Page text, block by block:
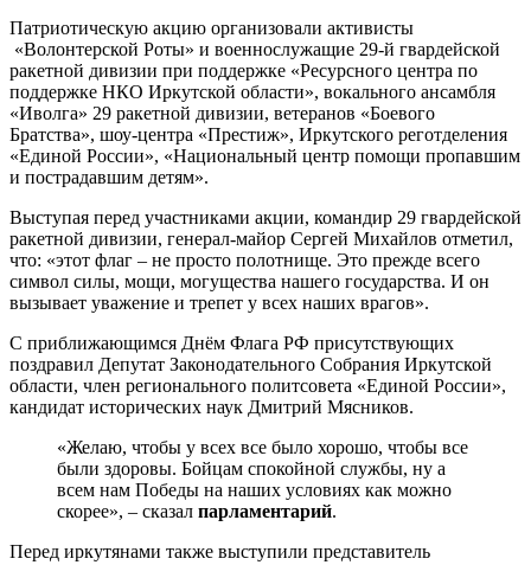
Патриотическую акцию организовали активисты
«Волонтерской Роты» и военнослужащие 29-й гвардейской
ракетной дивизии при поддержке «Ресурсного центра по
поддержке НКО Иркутской области», вокального ансамбля
«Иволга» 29 ракетной дивизии, ветеранов «Боевого
Братства», шоу-центра «Престиж», Иркутского реготделения
«Единой России», «Национальный центр помощи пропавшим
и пострадавшим детям».
Выступая перед участниками акции, командир 29 гвардейской
ракетной дивизии, генерал-майор Сергей Михайлов отметил,
что: «этот флаг – не просто полотнище. Это прежде всего
символ силы, мощи, могущества нашего государства. И он
вызывает уважение и трепет у всех наших врагов».
С приближающимся Днём Флага РФ присутствующих
поздравил Депутат Законодательного Собрания Иркутской
области, член регионального политсовета «Единой России»,
кандидат исторических наук Дмитрий Мясников.
«Желаю, чтобы у всех все было хорошо, чтобы все
были здоровы. Бойцам спокойной службы, ну а
всем нам Победы на наших условиях как можно
скорее», – сказал парламентарий.
Перед иркутянами также выступили представитель